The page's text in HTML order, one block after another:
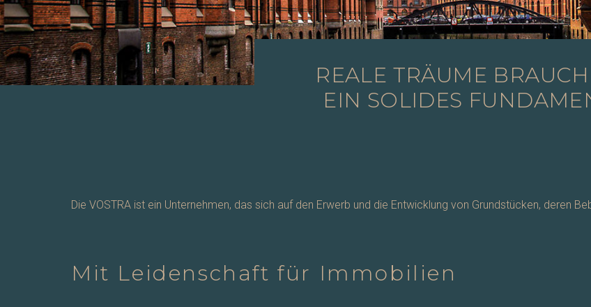
REALE TRÄUME
EIN SOLIDES
Die VOSTRA ist ein Unternehmen, das sich auf den Erwerb und die Entwicklung von Grundstücken, deren
Mit Leidenschaft für Immobilien